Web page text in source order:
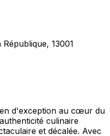
République, 13001
d'exception au cœur du
culinaire
et décalée. Avec